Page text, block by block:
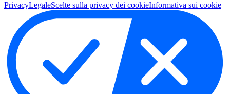
PrivacyLegaleScelte sulla privacy dei cookieInformativa sui cookie